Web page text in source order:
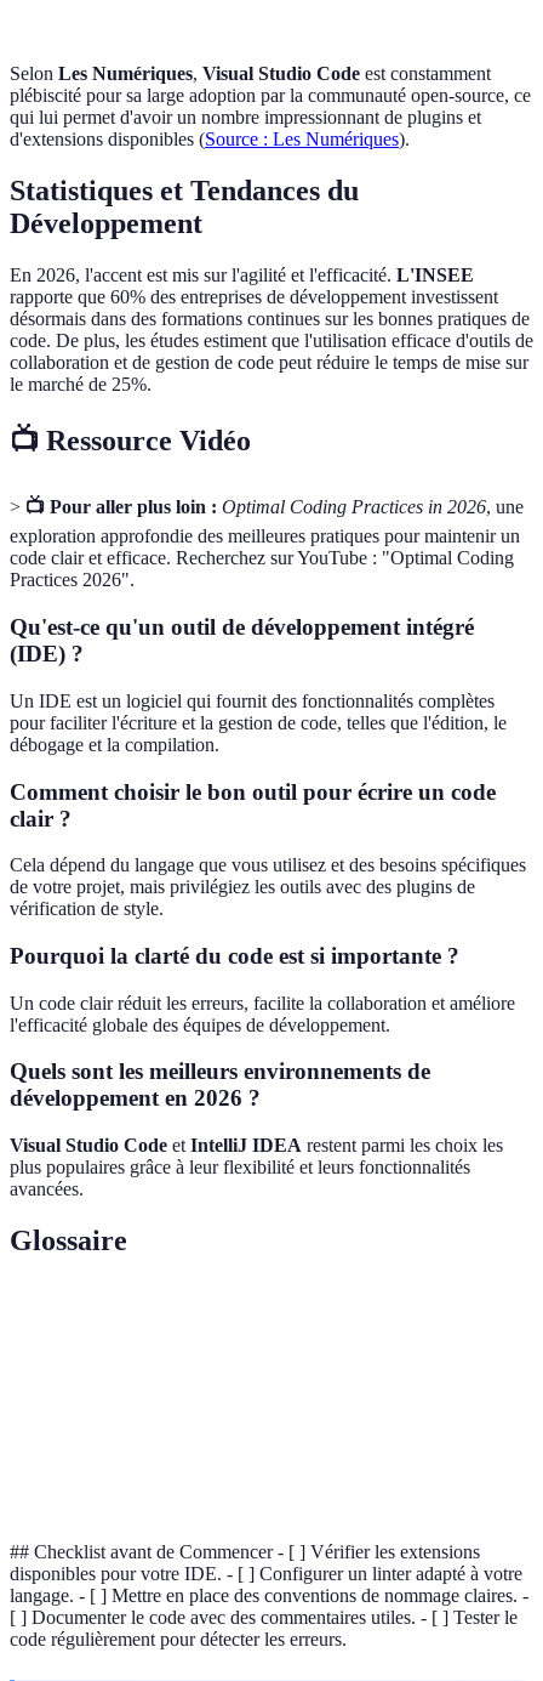
Selon Les Numériques, Visual Studio Code est constamment
plébiscité pour sa large adoption par la communauté open-source, ce
qui lui permet d'avoir un nombre impressionnant de plugins et
d'extensions disponibles (Source : Les Numériques).
Statistiques et Tendances du
Développement
En 2026, l'accent est mis sur l'agilité et l'efficacité. L'INSEE
rapporte que 60% des entreprises de développement investissent
désormais dans des formations continues sur les bonnes pratiques de
code. De plus, les études estiment que l'utilisation efficace d'outils de
collaboration et de gestion de code peut réduire le temps de mise sur
le marché de 25%.
📺 Ressource Vidéo
> 📺 Pour aller plus loin : Optimal Coding Practices in 2026, une
exploration approfondie des meilleures pratiques pour maintenir un
code clair et efficace. Recherchez sur YouTube : "Optimal Coding
Practices 2026".
Qu'est-ce qu'un outil de développement intégré
(IDE) ?
Un IDE est un logiciel qui fournit des fonctionnalités complètes
pour faciliter l'écriture et la gestion de code, telles que l'édition, le
débogage et la compilation.
Comment choisir le bon outil pour écrire un code
clair ?
Cela dépend du langage que vous utilisez et des besoins spécifiques
de votre projet, mais privilégiez les outils avec des plugins de
vérification de style.
Pourquoi la clarté du code est si importante ?
Un code clair réduit les erreurs, facilite la collaboration et améliore
l'efficacité globale des équipes de développement.
Quels sont les meilleurs environnements de
développement en 2026 ?
Visual Studio Code et IntelliJ IDEA restent parmi les choix les
plus populaires grâce à leur flexibilité et leurs fonctionnalités
avancées.
Glossaire
## Checklist avant de Commencer - [ ] Vérifier les extensions
disponibles pour votre IDE. - [ ] Configurer un linter adapté à votre
langage. - [ ] Mettre en place des conventions de nommage claires. -
[ ] Documenter le code avec des commentaires utiles. - [ ] Tester le
code régulièrement pour détecter les erreurs.